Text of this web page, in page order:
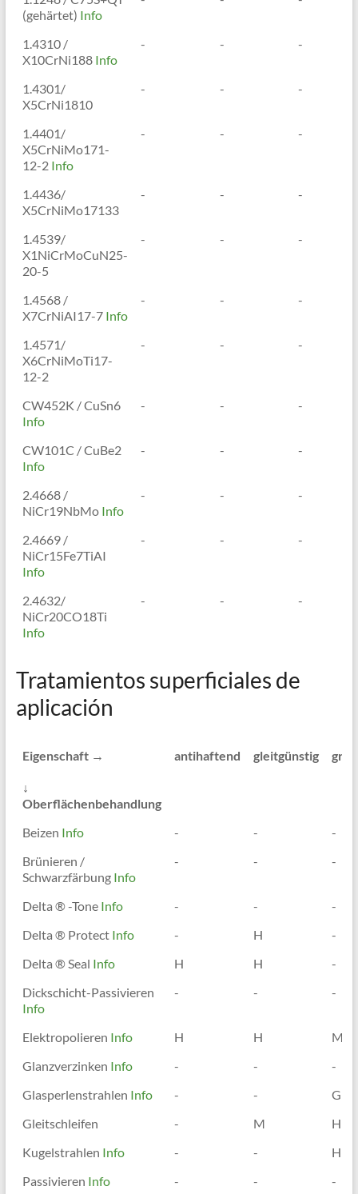
Federstahlblech
(gehärtet) Info
1.4310 /
X10CrNi188 Info
- - -
1.4301/
X5CrNi1810
- - -
1.4401/
X5CrNiMo171-
12-2 Info
- - -
1.4436/
X5CrNiMo17133
- - -
1.4539/
X1NiCrMoCuN25-
20-5
- - -
1.4568 /
X7CrNiAI17-7 Info
- - -
1.4571/
X6CrNiMoTi17-
12-2
- - -
CW452K / CuSn6
Info
- - -
CW101C / CuBe2
Info
- - -
2.4668 /
NiCr19NbMo Info
- - -
2.4669 /
NiCr15Fe7TiAI
Info
- - -
2.4632/
NiCr20CO18Ti
Info
- - -
Tratamientos superficiales de
aplicación
Eigenschaft →
↓
Oberflächenbehandlung
antihaftend gleitgünstig
Eigenschaft →
↓
Oberflächenbehandlung
Beizen Info - -
-
Brünieren /
Schwarzfärbung Info
- - -
Delta ® -Tone Info - -
-
Delta ® Protect Info - H
-
Delta ® Seal Info H H
-
Dickschicht-Passivieren
Info
- - -
Elektropolieren Info H H
M
Glanzverzinken Info - -
-
Glasperlenstrahlen Info - -
G
Gleitschleifen
- M
H
Kugelstrahlen Info - -
H
Passivieren Info - - -